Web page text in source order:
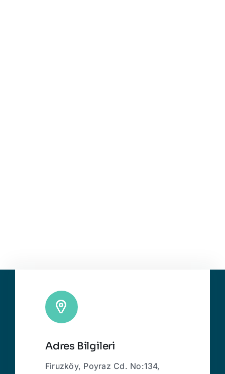
Adres Bilgileri
Firuzköy, Poyraz Cd. No:134,